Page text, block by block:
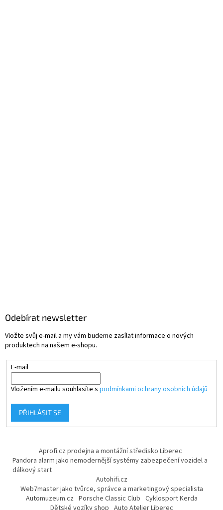
Odebírat newsletter
Vložte svůj e-mail a my vám budeme zasílat informace o nových
produktech na našem e-shopu.
E-mail
Vložením e-mailu souhlasíte s podmínkami ochrany osobních údajů
PŘIHLÁSIT SE
Aprofi.cz prodejna a montážní středisko Liberec
Pandora alarm jako nemodernější systémy zabezpečení vozidel a
dálkový start
Autohifi.cz
Web7master jako tvůrce, správce a marketingový specialista
Automuzeum.cz Porsche Classic Club Cyklosport Kerda